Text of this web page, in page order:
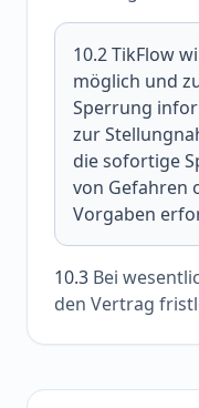
10.2TikFlow
möglich und
Sperrung
zur
die sofortige
von Gefahren
Vorgaben
10.3 Bei
den Vertrag